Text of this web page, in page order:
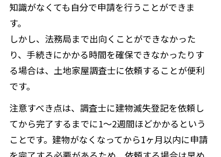
知識がなくても自分で申請を行うことができま
す。
しかし、法務局まで出向くことができなかった
り、手続きにかかる時間を確保できなかったりす
る場合は、土地家屋調査士に依頼することが便利
です。
注意すべき点は、調査士に建物滅失登記を依頼し
てから完了するまでに1～2週間ほどかかるという
ことです。建物がなくなってから1ヶ月以内に申請